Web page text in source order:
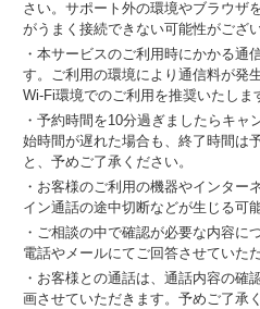
さい。サポート外の環境やブラウザ
がうまく接続できない可能性がござい
・本サービスのご利用時にかかる通
す。ご利用の環境により通信料が発
Wi-Fi環境でのご利用を推奨いたしま
・予約時間を10分過ぎましたらキャ
始時間が遅れた場合も、終了時間は
と、予めご了承ください。
・お客様のご利用の機器やインター
イン通話の途中切断などが生じる可
・ご相談の中で確認が必要な内容に
電話やメールにてご回答させていた
・お客様との通話は、通話内容の確
画させていただきます。予めご了承